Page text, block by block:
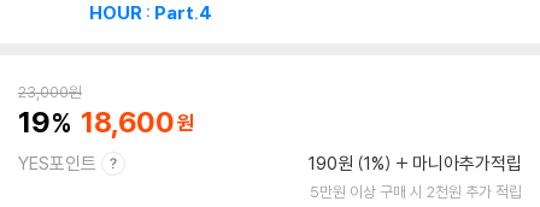
HOUR : Part.4
23,000원
19 18,600
YES포인트 190원 (1%) 마니아추가적립
5만원 이상 구매 시 2천원 추가 적립